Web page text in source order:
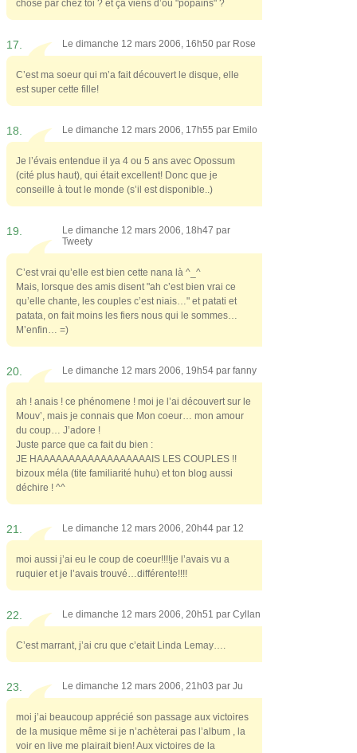
chose par chez toi ? et ça viens d’où "popains" ?
17. Le dimanche 12 mars 2006, 16h50 par Rose
C’est ma soeur qui m’a fait découvert le disque, elle
est super cette fille!
18. Le dimanche 12 mars 2006, 17h55 par Emilo
Je l’évais entendue il ya 4 ou 5 ans avec Opossum
(cité plus haut), qui était excellent! Donc que je
conseille à tout le monde (s’il est disponible..)
19.
Le dimanche 12 mars 2006, 18h47 par
Tweety
C’est vrai qu’elle est bien cette nana là ^_^
Mais, lorsque des amis disent "ah c’est bien vrai ce
qu’elle chante, les couples c’est niais…" et patati et
patata, on fait moins les fiers nous qui le sommes…
M’enfin… =)
20. Le dimanche 12 mars 2006, 19h54 par fanny
ah ! anais ! ce phénomene ! moi je l’ai découvert sur le
Mouv’, mais je connais que Mon coeur… mon amour
du coup… J’adore !
Juste parce que ca fait du bien :
JE HAAAAAAAAAAAAAAAAAAIS LES COUPLES !!
bizoux méla (tite familiarité huhu) et ton blog aussi
déchire ! ^^
21. Le dimanche 12 mars 2006, 20h44 par 12
moi aussi j’ai eu le coup de coeur!!!!je l’avais vu a
ruquier et je l’avais trouvé…différente!!!!
22. Le dimanche 12 mars 2006, 20h51 par Cyllan
C’est marrant, j’ai cru que c’etait Linda Lemay….
23. Le dimanche 12 mars 2006, 21h03 par Ju
moi j’ai beaucoup apprécié son passage aux victoires
de la musique même si je n’achèterai pas l’album , la
voir en live me plairait bien! Aux victoires de la